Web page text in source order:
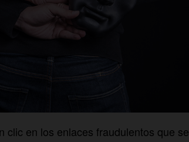
clic en los enlaces fraudulentos que se